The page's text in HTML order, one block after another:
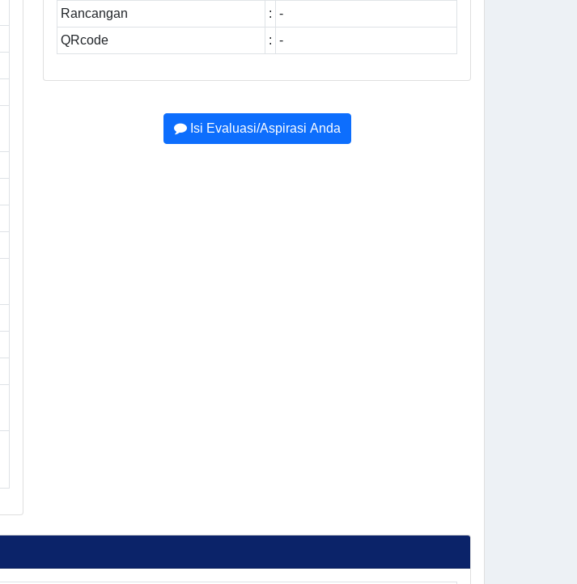
Rancangan
: -
QRcode
: -
Isi Evaluasi/Aspirasi Anda